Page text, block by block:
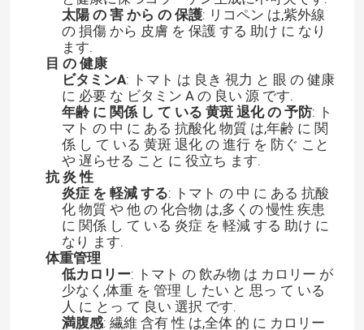
太陽 の 害 から の 保護: リコペン は,紫外線
の 損傷 から 皮膚 を 保護 する 助け に なり
ます.
目 の 健康
ビタミンA: トマト は 良き 視力 と 眼 の 健康
に 必要 な ビタミン A の 良い 源 です.
年齢 に 関係 し て いる 黄斑 退化 の 予防: ト
マト の 中 に ある 抗酸化 物質 は,年齢 に 関
係 し て いる 黄斑 退化 の 進行 を 防ぐ こと
や 遅らせる こと に 役立ち ます.
抗 炎 性
炎症 を 軽減 する: トマト の 中 に ある 抗酸
化 物質 や 他 の 化合物 は,多くの 慢性 疾患
に 関係 し て いる 炎症 を 軽減 する 助け に
なり ます.
体重管理
低カロリー: トマト の 飲み物 は カロリー が
少なく,体重 を 管理 し たい と 思っ て いる
人 に とっ て 良い 選択 です.
満腹感: 繊維 含有 性 は,全体 的 に カロリー